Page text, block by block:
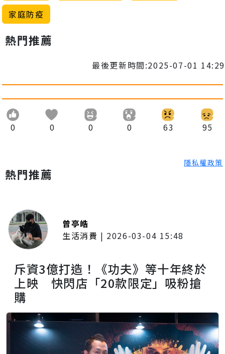
家庭防疫
熱門推薦
最後更新時間:2025-07-01 14:29
0 0 0 0 63 95
隱私權政策
熱門推薦
曾亭皓
生活消費 | 2026-03-04 15:48
斥資3億打造！《功夫》等十年終於
上映 快閃店「20款限定」吸粉搶
購